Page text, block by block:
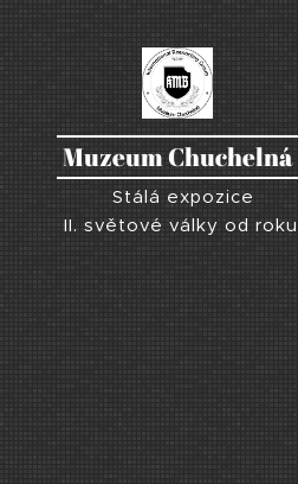
Muzeum Chuchelná
Stálá expozice
II. světové války od roku